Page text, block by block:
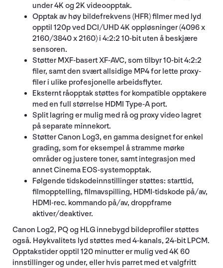
under 4K og 2K videoopptak.
Opptak av høy bildefrekvens (HFR) filmer med lyd
opptil 120p ved DCI/UHD 4K oppløsninger (4096 x
2160/3840 x 2160) i 4:2:2 10-bit uten å beskjære
sensoren.
Støtter MXF-basert XF-AVC, som tilbyr 10-bit 4:2:2
filer, samt den svært allsidige MP4 for lette proxy-
filer i ulike profesjonelle arbeidsflyter.
Eksternt råopptak støttes for kompatible opptakere
med en full størrelse HDMI Type-A port.
Split lagring er mulig med rå og proxy video lagret
på separate minnekort.
Støtter Canon Log3, en gamma designet for enkel
grading, som for eksempel å stramme mørke
områder og justere toner, samt integrasjon med
annet Cinema EOS-systemopptak.
Følgende tidskodeinnstillinger støttes: starttid,
filmopptelling, filmavspilling, HDMI-tidskode på/av,
HDMI-rec. kommando på/av, droppframe
aktiver/deaktiver.
Canon Log2, PQ og HLG innebygd bildeprofiler støttes
også. Høykvalitets lyd støttes med 4-kanals, 24-bit LPCM.
Opptakstider opptil 120 minutter er mulig ved 4K 60
innstillinger og under, eller hvis parret med et valgfritt